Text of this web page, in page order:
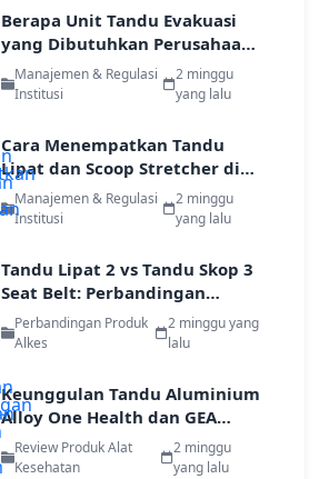
Berapa Unit Tandu Evakuasi
yang Dibutuhkan Perusahaan
Berdasarkan Jumlah Karyawan
dan Luas Gedung
Manajemen & Regulasi
Institusi
2 minggu
yang lalu
Cara Menempatkan Tandu
Lipat dan Scoop Stretcher di
Titik Kumpul Darurat
Perusahaan
Manajemen & Regulasi
Institusi
2 minggu
yang lalu
Tandu Lipat 2 vs Tandu Skop 3
Seat Belt: Perbandingan
Keamanan Evakuasi untuk
Industri
Perbandingan Produk
Alkes
2 minggu yang
lalu
Keunggulan Tandu Aluminium
Alloy One Health dan GEA
untuk Evakuasi Pekerja di Area
Terbatas
Review Produk Alat
Kesehatan
2 minggu
yang lalu